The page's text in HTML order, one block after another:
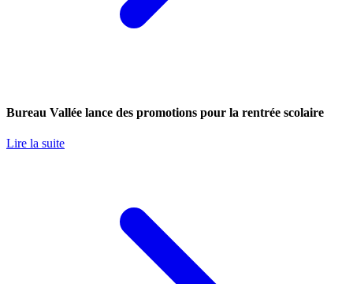
Bureau Vallée lance des promotions pour la rentrée scolaire
Lire la suite